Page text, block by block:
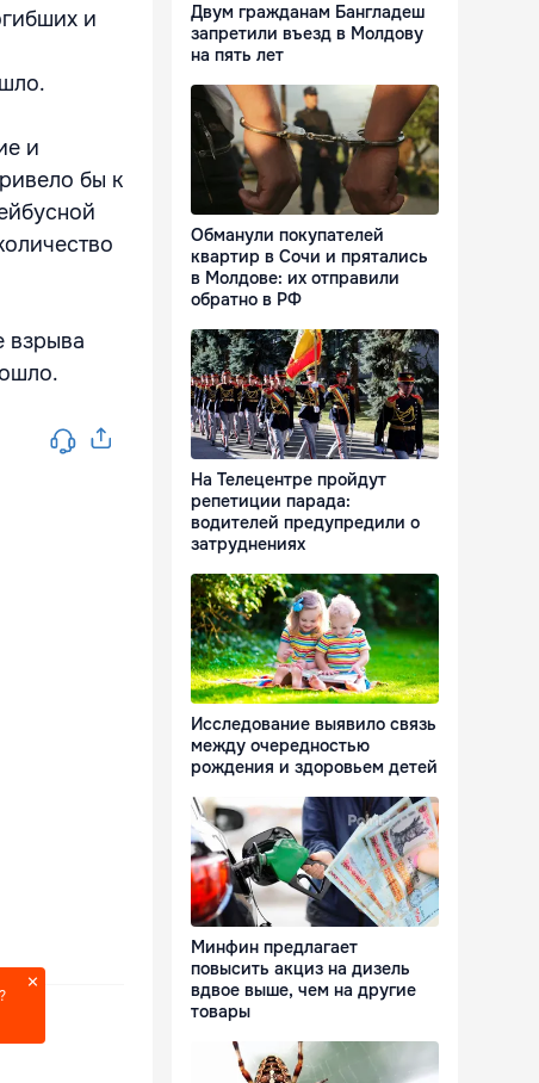
и
и
бы к
взрыва
Двум гражданам Бангладеш
запретили въезд в Молдову
на пять лет
Обманули покупателей
квартир в Сочи и прятались
в Молдове: их отправили
обратно в РФ
На Телецентре пройдут
репетиции парада:
водителей предупредили о
затруднениях
Исследование выявило связь
между очередностью
рождения и здоровьем детей
Минфин предлагает
повысить акциз на дизель
вдвое выше, чем на другие
товары